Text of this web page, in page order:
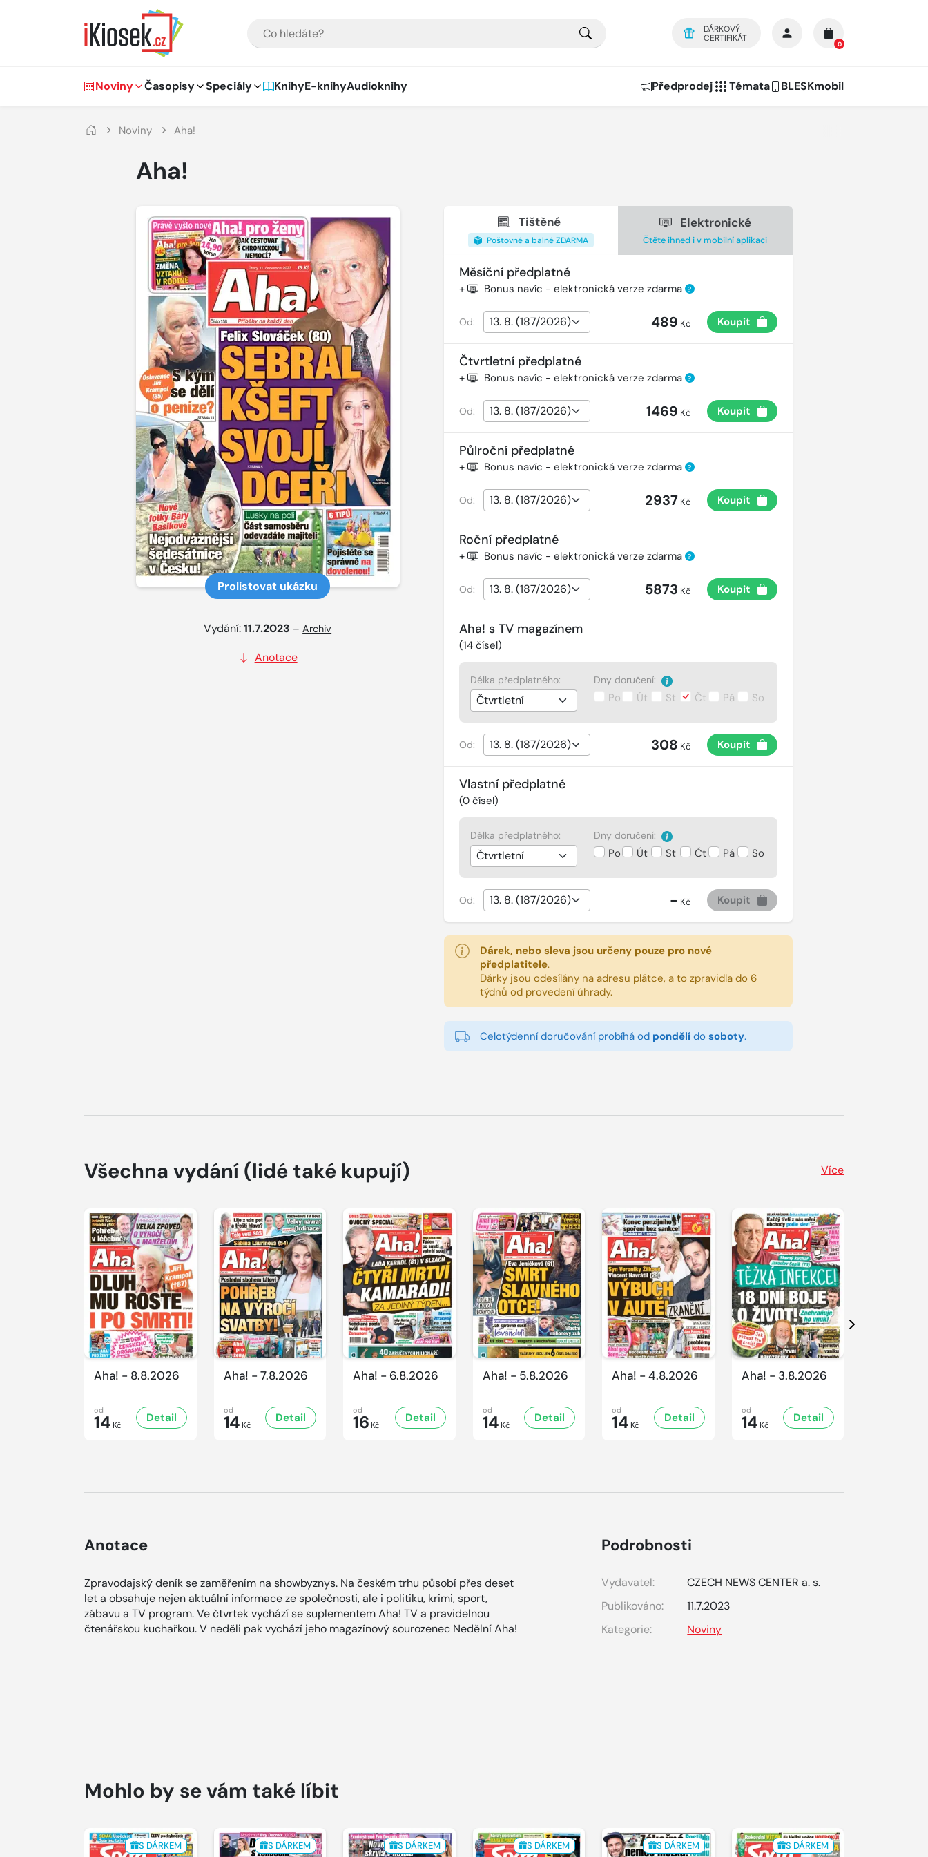
DÁRKOVÝ
CERTIFIKÁT
0
Hlavní navigace
Noviny Časopisy Speciály KnihyE-knihyAudioknihy Předprodej Témata BLESKmobil
Noviny Aha!
Aha!
Prolistovat ukázku
Vydání:11.7.2023 –Archiv
Anotace
Tištěné
Poštovné a balné ZDARMA
Elektronické
Čtěte ihned i v mobilní aplikaci
Měsíční předplatné
+ Bonus navíc - elektronická verze zdarma ?
Od: 489 Kč Koupit
Čtvrtletní předplatné
+ Bonus navíc - elektronická verze zdarma ?
Od: 1469 Kč Koupit
Půlroční předplatné
+ Bonus navíc - elektronická verze zdarma ?
Od: 2937 Kč Koupit
Roční předplatné
+ Bonus navíc - elektronická verze zdarma ?
Od: 5873 Kč Koupit
Aha! s TV magazínem
(14čísel)
Délka předplatného: Dny doručení:
Po Út St Čt Pá So
Od: 308 Kč Koupit
Vlastní předplatné
(0čísel)
Délka předplatného: Dny doručení:
Po Út St Čt Pá So
Od: - Kč Koupit
Dárek, nebo sleva jsou určeny pouze pro nové
předplatitele.
Dárky jsou odesílány na adresu plátce, a to zpravidla do 6
týdnů od provedení úhrady.
Celotýdenní doručování probíhá od pondělído soboty.
Všechna vydání (lidé také kupují) Více
Aha! - 8.8.2026
od
14 Kč
Detail
Aha! - 7.8.2026
od
14 Kč
Detail
Aha! - 6.8.2026
od
16 Kč
Detail
Aha! - 5.8.2026
od
14 Kč
Detail
Aha! - 4.8.2026
od
14 Kč
Detail
Aha! - 3.8.2026
od
14 Kč
Detail
Další
Anotace
Zpravodajský deník se zaměřením na showbyznys. Na českém trhu působí přes deset
let a obsahuje nejen aktuální informace ze společnosti, ale i politiku, krimi, sport,
zábavu a TV program. Ve čtvrtek vychází se suplementem Aha! TV a pravidelnou
čtenářskou kuchařkou. V neděli pak vychází jeho magazínový sourozenec Nedělní Aha!
Podrobnosti
Vydavatel:
CZECH NEWS CENTER a. s.
Publikováno:
11.7.2023
Kategorie:
Noviny
Mohlo by se vám také líbit
S DÁRKEM S DÁRKEM S DÁRKEM S DÁRKEM S DÁRKEM S DÁRKEM